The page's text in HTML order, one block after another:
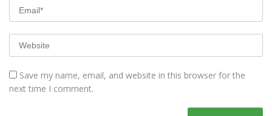
Save my name, email, and website in this browser for the
next time I comment.